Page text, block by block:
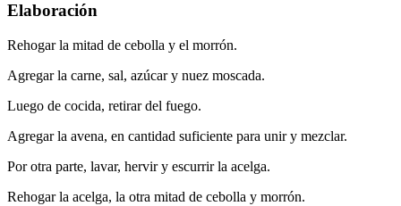
Elaboración
Rehogar la mitad de cebolla y el morrón.
Agregar la carne, sal, azúcar y nuez moscada.
Luego de cocida, retirar del fuego.
Agregar la avena, en cantidad suficiente para unir y mezclar.
Por otra parte, lavar, hervir y escurrir la acelga.
Rehogar la acelga, la otra mitad de cebolla y morrón.